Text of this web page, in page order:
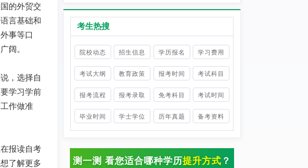
的外贸交
言基础和
事等口
广阔。
，选择自
学习学前
作做准
报读自考
了解更多
考生热搜
院校动态 招生信息 学历报名 学习费用
考试大纲 教育政策 报考时间 考试科目
报考流程 报考录取 免考科目 考试时间
毕业时间 学士学位 历年真题 备考资料
测一测 看您适合哪种学历提升方式 ？